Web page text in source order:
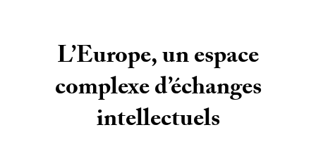
L’Europe, un espace
complexe d’échanges
intellectuels